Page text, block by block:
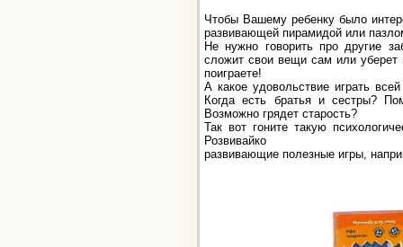
Чтобы Вашему ребенку было
развивающей пирамидой или
Не нужно говорить про другие
сложит свои вещи сам или
поиграете!
А какое удовольствие играть
Когда есть братья и сестры?
Возможно грядет старость?
Так вот гоните такую
Розвивайко
развивающие полезные игры,